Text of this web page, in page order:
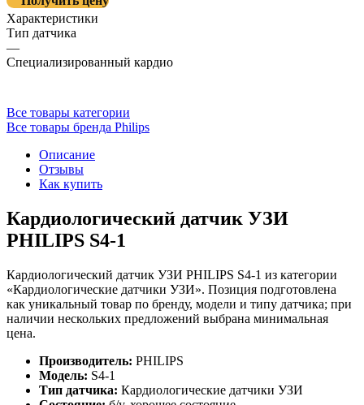
Характеристики
Тип датчика
—
Специализированный кардио
Все товары категории
Все товары бренда Philips
Описание
Отзывы
Как купить
Кардиологический датчик УЗИ
PHILIPS S4-1
Кардиологический датчик УЗИ PHILIPS S4-1 из категории
«Кардиологические датчики УЗИ». Позиция подготовлена
как уникальный товар по бренду, модели и типу датчика; при
наличии нескольких предложений выбрана минимальная
цена.
Производитель: PHILIPS
Модель: S4-1
Тип датчика: Кардиологические датчики УЗИ